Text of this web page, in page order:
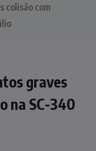
colisão com
graves
na SC-340